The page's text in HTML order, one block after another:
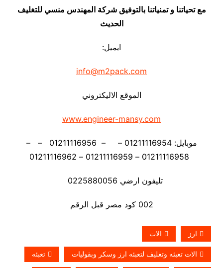
مع تحياتنا و تمنياتنا بالتوفيق شركة المهندس منسي للتغليف
الحديث
ايميل:
info@m2pack.com
الموقع الاليكتروني
www.engineer-mansy.com
موبايل: 01211116954 – – 01211116956 – –
تليفون ارضي 0225880056
002 كود مصر قبل الرقم
ارز الات
الات تعبئه وتغليف لتعبئه ارز وسكر وبقوليات تعبئه